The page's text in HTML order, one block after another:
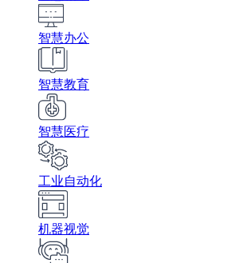
智慧办公
智慧教育
智慧医疗
工业自动化
机器视觉